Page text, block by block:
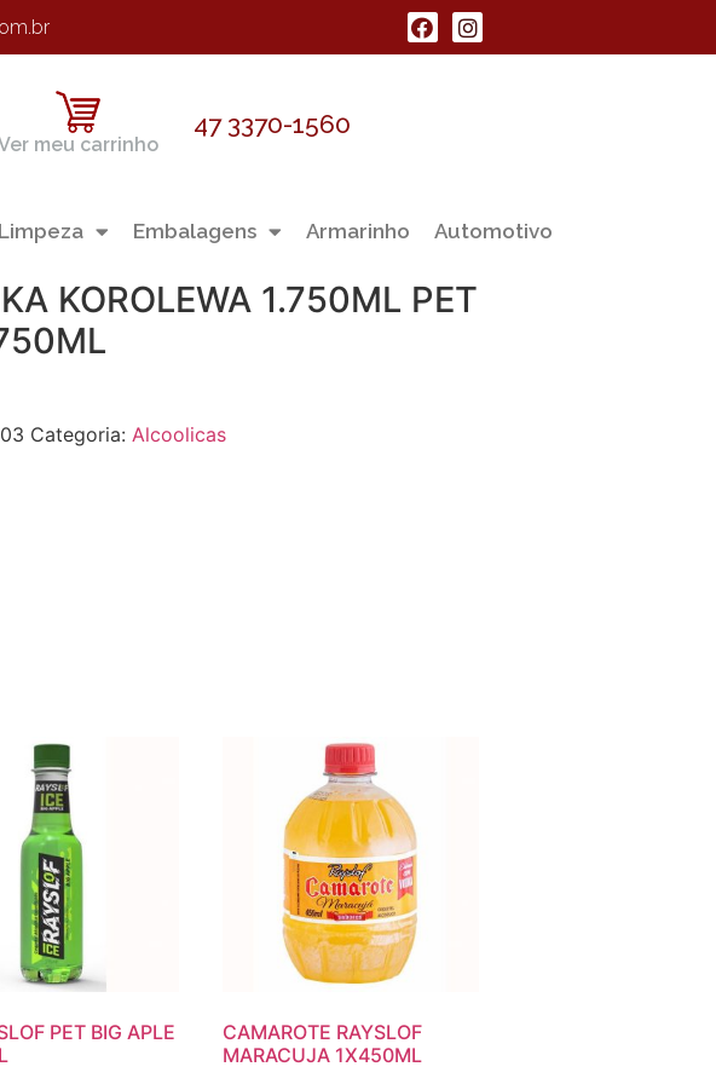
meu carrinho
47 3370-1560
Embalagens Armarinho Automotivo
KOROLEWA 1.750ML PET
Categoria:Alcoolicas
PET BIG APLE
CAMAROTE RAYSLOF
MARACUJA 1X450ML